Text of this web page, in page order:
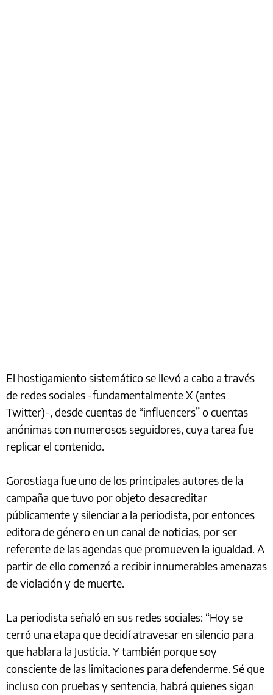
El hostigamiento sistemático se llevó a cabo a través
de redes sociales -fundamentalmente X (antes
Twitter)-, desde cuentas de “influencers” o cuentas
anónimas con numerosos seguidores, cuya tarea fue
replicar el contenido.
Gorostiaga fue uno de los principales autores de la
campaña que tuvo por objeto desacreditar
públicamente y silenciar a la periodista, por entonces
editora de género en un canal de noticias, por ser
referente de las agendas que promueven la igualdad. A
partir de ello comenzó a recibir innumerables amenazas
de violación y de muerte.
La periodista señaló en sus redes sociales: “Hoy se
cerró una etapa que decidí atravesar en silencio para
que hablara la Justicia. Y también porque soy
consciente de las limitaciones para defenderme. Sé que
incluso con pruebas y sentencia, habrá quienes sigan